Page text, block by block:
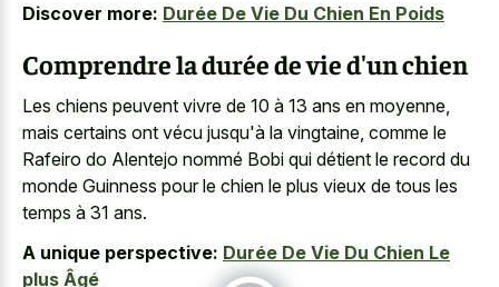
Discover more: Durée De Vie Du Chien En Poids
Comprendre la durée de vie d'un chien
Les chiens peuvent vivre de 10 à 13 ans en moyenne,
mais certains ont vécu jusqu'à la vingtaine, comme le
Rafeiro do Alentejo nommé Bobi qui détient le record du
monde Guinness pour le chien le plus vieux de tous les
temps à 31 ans.
A unique perspective: Durée De Vie Du Chien Le
plus Âgé